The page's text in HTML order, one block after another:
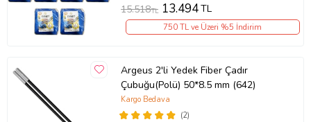
15.518TL 13.494TL
750 TL ve Üzeri %5 İndirim
Argeus 2'li Yedek Fiber Çadır
Çubuğu(Polü) 50*8.5 mm (642)
(2)
Kargo Bedava